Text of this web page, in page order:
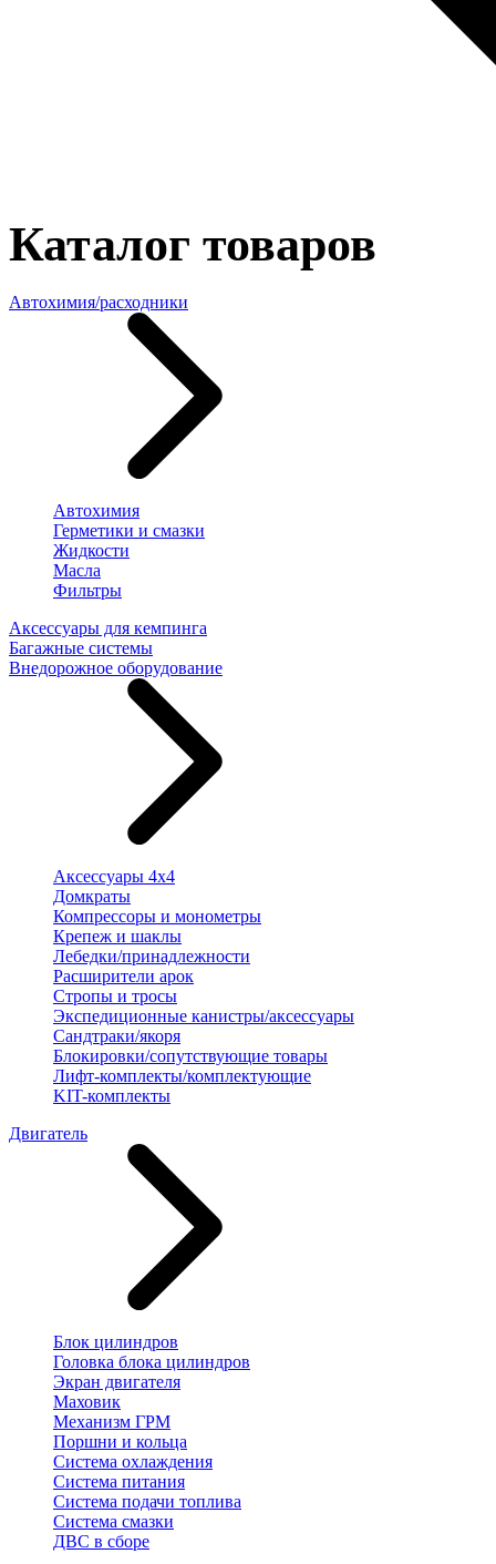
Каталог товаров
Автохимия/расходники
Автохимия
Герметики и смазки
Жидкости
Масла
Фильтры
Аксессуары для кемпинга
Багажные системы
Внедорожное оборудование
Аксессуары 4х4
Домкраты
Компрессоры и монометры
Крепеж и шаклы
Лебедки/принадлежности
Расширители арок
Стропы и тросы
Экспедиционные канистры/аксессуары
Сандтраки/якоря
Блокировки/сопутствующие товары
Лифт-комплекты/комплектующие
KIT-комплекты
Двигатель
Блок цилиндров
Головка блока цилиндров
Экран двигателя
Маховик
Механизм ГРМ
Поршни и кольца
Система охлаждения
Система питания
Система подачи топлива
Система смазки
ДВС в сборе